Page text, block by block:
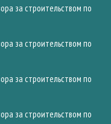
за строительством по
за строительством по
за строительством по
за строительством по